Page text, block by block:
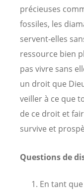
précieuses
fossiles, les
servent-elles
ressource bien
pas vivre sans
un droit que
veiller à ce que
de ce droit et
survive et
Questions de
En tant